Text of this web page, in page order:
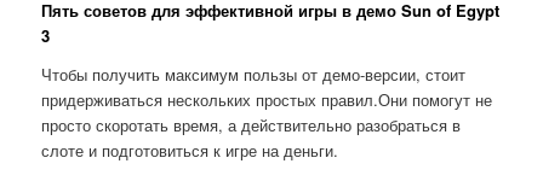
Пять советов для эффективной игры в демо Sun of Egypt
3
Чтобы получить максимум пользы от демо-версии, стоит
придерживаться нескольких простых правил.Они помогут не
просто скоротать время, а действительно разобраться в
слоте и подготовиться к игре на деньги.